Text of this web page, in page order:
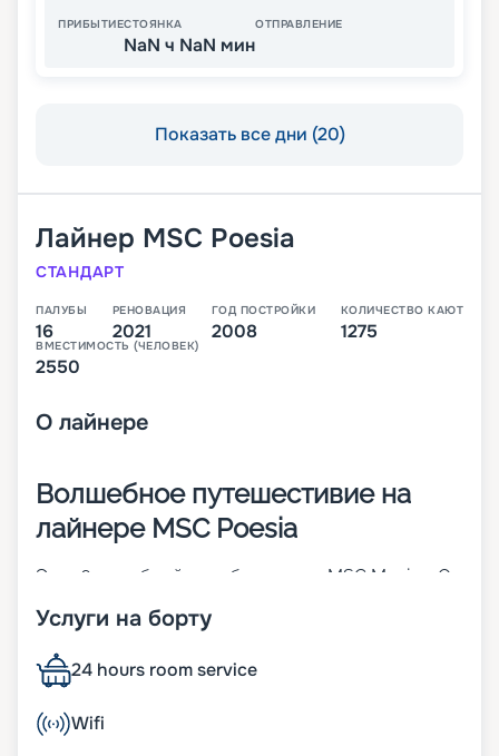
ПРИБЫТИЕСТОЯНКА
NaN ч NaN мин
ОТПРАВЛЕНИЕ
Показать все дни (20)
Лайнер MSC Poesia
СТАНДАРТ
ПАЛУБЫ
16
РЕНОВАЦИЯ
2021
ГОД ПОСТРОЙКИ
2008
КОЛИЧЕСТВО КАЮТ
1275
ВМЕСТИМОСТЬ (ЧЕЛОВЕК)
2550
О лайнере
Волшебное путешестивие на
лайнере MSC Poesia
Это 16-палубный корабль класса MSC Musica. Он
реновацию. На борту пассажиров ожидает мир
Расселение осуществляется в 1 275 кают разных
классов. При этом стоит отметить, что около 80
% из них внешние и многие оснащены
собственным балконом. В каждой каюте
Услуги на борту
24 hours room service
Wifi